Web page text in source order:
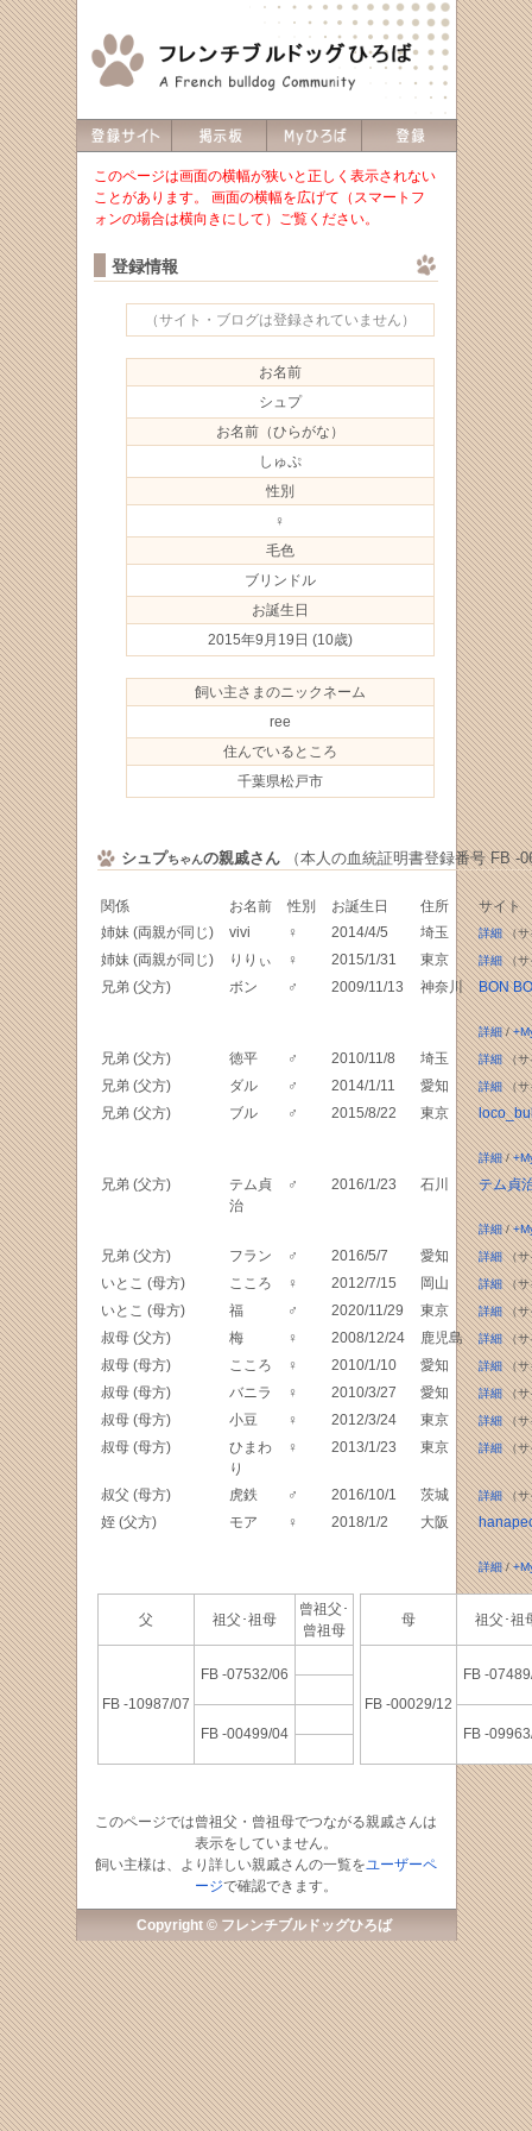
このページは画面の横幅が狭いと正しく表示されない
ことがあります。 画面の横幅を広げて（スマートフ
ォンの場合は横向きにして）ご覧ください。
登録情報
（サイト・ブログは登録されていません）
お名前
シュプ
お名前（ひらがな）
しゅぷ
性別
♀
毛色
ブリンドル
お誕生日
2015年9月19日 (10歳)
飼い主さまのニックネーム
ree
住んでいるところ
千葉県松戸市
シュプちゃんの親戚さん（本人の血統証明書登録番号 FB -
関係 お名前 性別 お誕生日 住所
サイト
姉妹 (両親が同じ)
vivi ♀ 2014/4/5 埼玉 詳細（サ
姉妹 (両親が同じ) りりぃ ♀ 2015/1/31 東京 詳細（サ
兄弟 (父方) ボン ♂ 2009/11/13 神奈川 BON
詳細/
兄弟 (父方) 徳平 ♂ 2010/11/8 埼玉 詳細（サ
兄弟 (父方) ダル ♂ 2014/1/11 愛知 詳細（サ
兄弟 (父方) ブル ♂ 2015/8/22 東京
詳細/
兄弟 (父方)
テム貞
治
♂ 2016/1/23 石川 テム貞
詳細/
兄弟 (父方) フラン ♂ 2016/5/7 愛知 詳細（サ
いとこ (母方) こころ ♀ 2012/7/15 岡山 詳細（サ
いとこ (母方) 福 ♂ 2020/11/29 東京 詳細（サ
叔母 (父方) 梅 ♀ 2008/12/24 鹿児島 詳細（サ
叔母 (母方) こころ ♀ 2010/1/10 愛知 詳細（サ
叔母 (母方) バニラ ♀ 2010/3/27 愛知 詳細（サ
叔母 (母方) 小豆 ♀ 2012/3/24 東京 詳細（サ
叔母 (母方)
ひまわ
り
♀ 2013/1/23 東京 詳細（サ
叔父 (母方) 虎鉄 ♂ 2016/10/1 茨城 詳細（サ
姪 (父方) モア ♀ 2018/1/2 大阪
詳細/
父 祖父･祖母
曾祖父･
曾祖母
FB -10987/07
FB -07532/06
FB -00499/04
母 祖父･
FB -00029/12
FB -
FB -
このページでは曾祖父・曾祖母でつながる親戚さんは
表示をしていません。
飼い主様は、より詳しい親戚さんの一覧をユーザーペ
ージで確認できます。
Copyright © フレンチブルドッグひろば